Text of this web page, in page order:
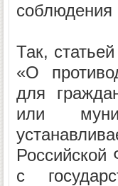
соблюдения
Так,
«О
для
или
Российской
с